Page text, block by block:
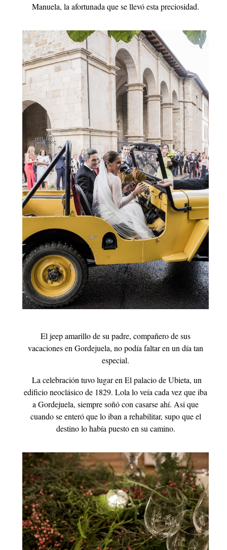
Manuela, la afortunada que se llevó esta preciosidad.
El jeep amarillo de su padre, compañero de sus
vacaciones en Gordejuela, no podía faltar en un día tan
especial.
La celebración tuvo lugar en El palacio de Ubieta, un
edificio neoclásico de 1829. Lola lo veía cada vez que iba
a Gordejuela, siempre soñó con casarse ahí. Asi que
cuando se enteró que lo iban a rehabilitar, supo que el
destino lo había puesto en su camino.